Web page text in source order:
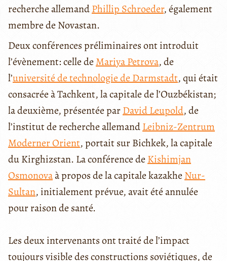
recherche allemandPhillip Schroeder, également
membre de Novastan.
Deux conférences préliminaires ont introduit
l’évènement: celle deMariya Petrova, de
l’université de technologie de Darmstadt, qui était
consacrée à Tachkent, la capitale de l’Ouzbékistan;
la deuxième, présentée parDavid Leupold, de
l’institut de recherche allemandLeibniz-Zentrum
Moderner Orient, portait sur Bichkek, la capitale
du Kirghizstan. La conférence de Kishimjan
Osmonovaà propos de la capitale kazakheNur-
Sultan, initialement prévue, avait été annulée
pour raison de santé.
Les deux intervenants ont traité de l’impact
toujours visible des constructions soviétiques, de